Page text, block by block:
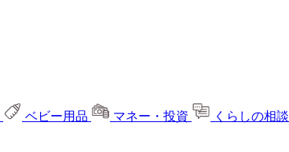
ベビー用品 マネー・投資 くらしの相談